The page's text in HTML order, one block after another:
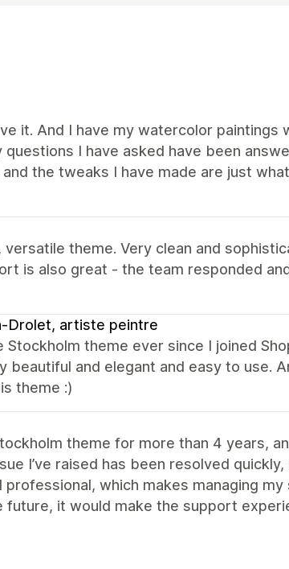
it. And I have my watercolor
questions I have asked have been
the tweaks I have made are just
versatile theme. Very clean and
is also great - the team responded
Drolet, artiste peintre
Stockholm theme ever since I joined
beautiful and elegant and easy to use.
theme :)
theme for more than 4 years,
I’ve raised has been resolved
which makes managing
future, it would make the support